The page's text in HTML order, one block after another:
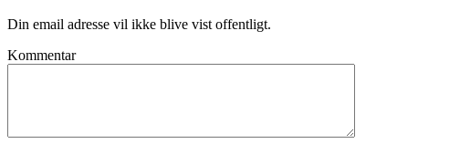
Din email adresse vil ikke blive vist offentligt.
Kommentar